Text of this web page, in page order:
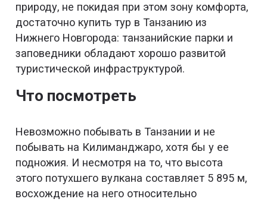
природу, не покидая при этом зону комфорта,
достаточно купить тур в Танзанию из
Нижнего Новгорода: танзанийские парки и
заповедники обладают хорошо развитой
туристической инфраструктурой.
Что посмотреть
Невозможно побывать в Танзании и не
побывать на Килиманджаро, хотя бы у ее
подножия. И несмотря на то, что высота
этого потухшего вулкана составляет 5 895 м,
восхождение на него относительно